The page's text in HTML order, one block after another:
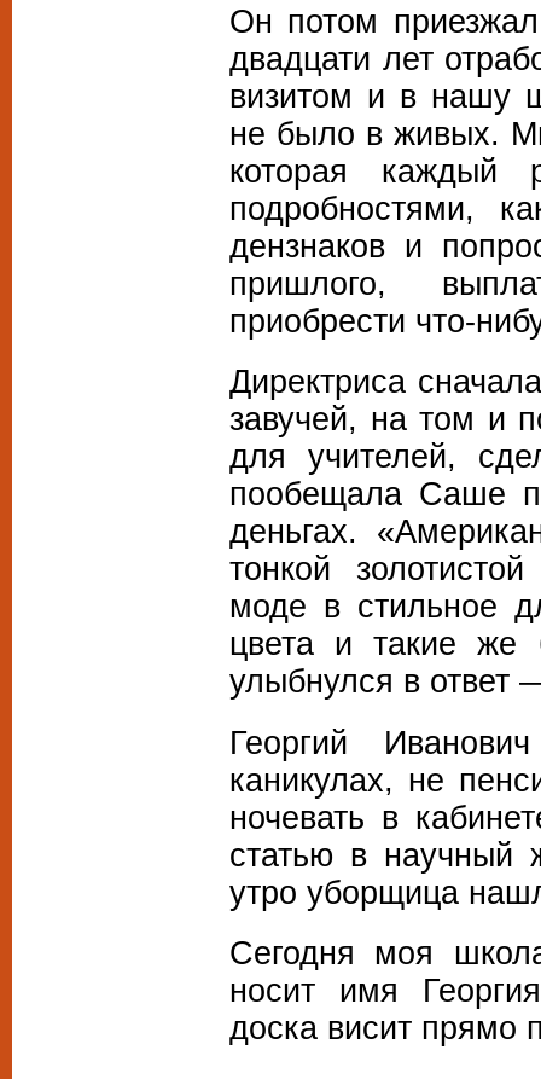
Он потом
двадцати лет
визитом и в нашу
не было в живых.
которая каждый
подробностями,
дензнаков и
пришлого,
приобрести что-
Директриса
завучей, на том и
для учителей,
пообещала Саше
деньгах.
тонкой
моде в стильное
цвета и такие же
улыбнулся в ответ
Георгий
каникулах, не
ночевать в
статью в научный
утро уборщица
Сегодня моя
носит имя
доска висит прямо